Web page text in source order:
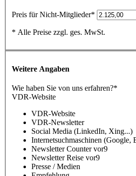
Preis für Nicht-Mitglieder*
* Alle Preise zzgl. ges. MwSt.
Weitere Angaben
Wie haben Sie von uns erfahren?*
VDR-Website
VDR-Website
VDR-Newsletter
Social Media (LinkedIn, Xing...)
Internetsuchmaschinen (Google,
Newsletter Counter vor9
Newsletter Reise vor9
Presse / Medien